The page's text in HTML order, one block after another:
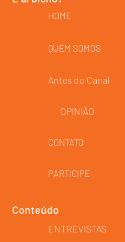
HOME
QUEM SOMOS
Antes do Canal
OPINIÃO
CONTATO
PARTICIPE
Conteúdo
ENTREVISTAS